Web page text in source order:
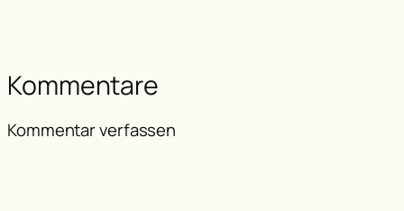
Kommentare
Kommentar verfassen